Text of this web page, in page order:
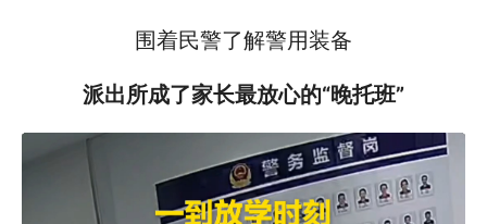
围着民警了解警用装备
派出所成了家长最放心的“晚托班”